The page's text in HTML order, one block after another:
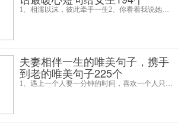
夫妻相伴一生的唯美句子，携手
到老的唯美句子225个